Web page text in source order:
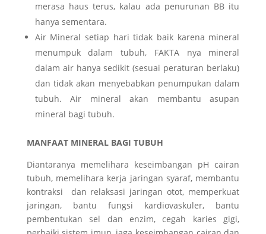
merasa haus terus, kalau ada penurunan BB itu
hanya sementara.
Air Mineral setiap hari tidak baik karena mineral
menumpuk dalam tubuh, FAKTA nya mineral
dalam air hanya sedikit (sesuai peraturan berlaku)
dan tidak akan menyebabkan penumpukan dalam
tubuh. Air mineral akan membantu asupan
mineral bagi tubuh.
MANFAAT MINERAL BAGI TUBUH
Diantaranya memelihara keseimbangan pH cairan
tubuh, memelihara kerja jaringan syaraf, membantu
kontraksi dan relaksasi jaringan otot, memperkuat
jaringan, bantu fungsi kardiovaskuler, bantu
pembentukan sel dan enzim, cegah karies gigi,